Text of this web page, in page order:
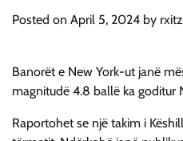
Posted on April 5, 2024 by rxitz
Banorët e New York-ut janë
magnitudë 4.8 ballë ka goditur
Raportohet se një takim i